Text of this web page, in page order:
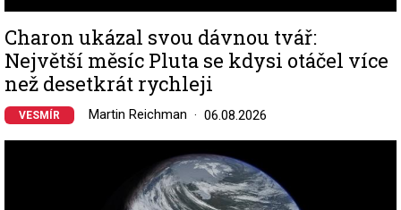
Charon ukázal svou dávnou tvář:
Největší měsíc Pluta se kdysi otáčel více
než desetkrát rychleji
VESMÍR Martin Reichman 06.08.2026